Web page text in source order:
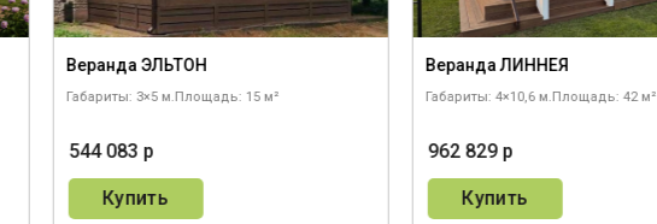
Веранда ЭЛЬТОН
Габариты: 3×5 м.Площадь: 15 м²
544 083 р
Купить
Веранда ЛИННЕЯ
Габариты: 4×10,6 м.Площадь: 42 м²
962 829 р
Купить